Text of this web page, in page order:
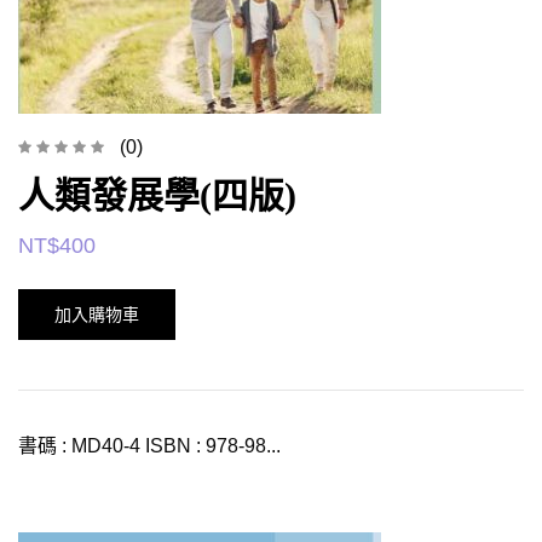
(0)
人類發展學(四版)
NT$400
加入購物車
書碼 : MD40-4 ISBN : 978-98...